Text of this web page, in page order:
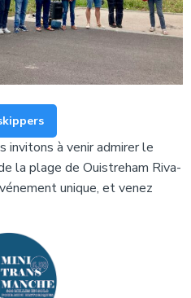
invitons à venir admirer le
la plage de Ouistreham Riva-
unique, et venez